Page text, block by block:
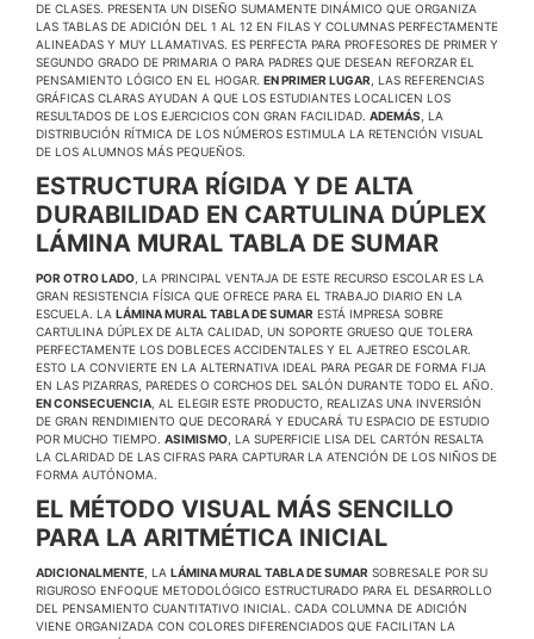
DE CLASES. PRESENTA UN DISEÑO SUMAMENTE DINÁMICO QUE ORGANIZA
LAS TABLAS DE ADICIÓN DEL 1 AL 12 EN FILAS Y COLUMNAS PERFECTAMENTE
ALINEADAS Y MUY LLAMATIVAS. ES PERFECTA PARA PROFESORES DE PRIMER Y
SEGUNDO GRADO DE PRIMARIA O PARA PADRES QUE DESEAN REFORZAR EL
PENSAMIENTO LÓGICO EN EL HOGAR. EN PRIMER LUGAR , LAS REFERENCIAS
GRÁFICAS CLARAS AYUDAN A QUE LOS ESTUDIANTES LOCALICEN LOS
RESULTADOS DE LOS EJERCICIOS CON GRAN FACILIDAD. ADEMÁS , LA
DISTRIBUCIÓN RÍTMICA DE LOS NÚMEROS ESTIMULA LA RETENCIÓN VISUAL
DE LOS ALUMNOS MÁS PEQUEÑOS.
ESTRUCTURA RÍGIDA Y DE ALTA
DURABILIDAD EN CARTULINA DÚPLEX
LÁMINA MURAL TABLA DE SUMAR
POR OTRO LADO , LA PRINCIPAL VENTAJA DE ESTE RECURSO ESCOLAR ES LA
GRAN RESISTENCIA FÍSICA QUE OFRECE PARA EL TRABAJO DIARIO EN LA
ESCUELA. LA LÁMINA MURAL TABLA DE SUMAR ESTÁ IMPRESA SOBRE
CARTULINA DÚPLEX DE ALTA CALIDAD, UN SOPORTE GRUESO QUE TOLERA
PERFECTAMENTE LOS DOBLECES ACCIDENTALES Y EL AJETREO ESCOLAR.
ESTO LA CONVIERTE EN LA ALTERNATIVA IDEAL PARA PEGAR DE FORMA FIJA
EN LAS PIZARRAS, PAREDES O CORCHOS DEL SALÓN DURANTE TODO EL AÑO.
EN CONSECUENCIA , AL ELEGIR ESTE PRODUCTO, REALIZAS UNA INVERSIÓN
DE GRAN RENDIMIENTO QUE DECORARÁ Y EDUCARÁ TU ESPACIO DE ESTUDIO
POR MUCHO TIEMPO. ASIMISMO , LA SUPERFICIE LISA DEL CARTÓN RESALTA
LA CLARIDAD DE LAS CIFRAS PARA CAPTURAR LA ATENCIÓN DE LOS NIÑOS DE
FORMA AUTÓNOMA.
EL MÉTODO VISUAL MÁS SENCILLO
PARA LA ARITMÉTICA INICIAL
ADICIONALMENTE , LA LÁMINA MURAL TABLA DE SUMAR SOBRESALE POR SU
RIGUROSO ENFOQUE METODOLÓGICO ESTRUCTURADO PARA EL DESARROLLO
DEL PENSAMIENTO CUANTITATIVO INICIAL. CADA COLUMNA DE ADICIÓN
VIENE ORGANIZADA CON COLORES DIFERENCIADOS QUE FACILITAN LA